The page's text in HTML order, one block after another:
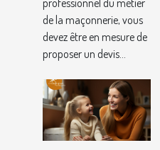
établir le
devis avec un
artisan
maçon ?
professionnel du métier
de la maçonnerie, vous
devez être en mesure de
proposer un devis...